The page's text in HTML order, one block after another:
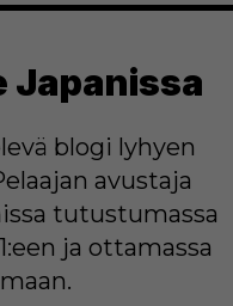
Japanissa
blogi lyhyen
avustaja
tutustumassa
ja ottamassa